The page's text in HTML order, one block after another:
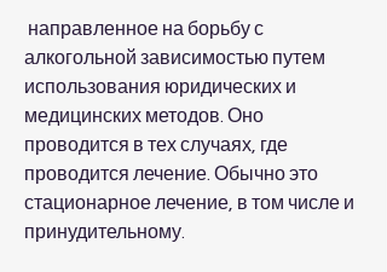
алкогольной зависимостью путем
использования юридических и
медицинских методов. Оно
проводится в тех случаях, где
проводится лечение. Обычно это
стационарное лечение, в том числе и
принудительному.